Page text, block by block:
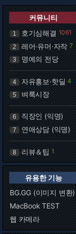
커뮤니티
1 호기심해결 1061
2 레어·유머·자작 7
3 명예의 전당
4 자유홍보·핫딜 4
5 벼룩시장
6 직장인 (익명)
7 연애상담 (익명)
8 리뷰＆팁 1
유용한 기능
BG.GG (이미지 변환)
MacBook TEST
웹 카메라